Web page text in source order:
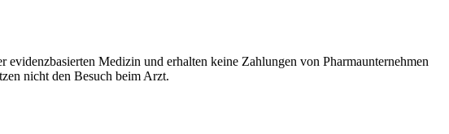
Medizin und erhalten keine Zahlungen von Pharmaunternehmen
nicht den Besuch beim Arzt.